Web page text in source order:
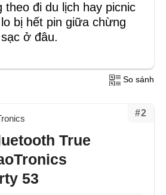
theo đi du lịch hay picnic
bị hết pin giữa chừng
ở đâu.
So sánh
#2
True
53